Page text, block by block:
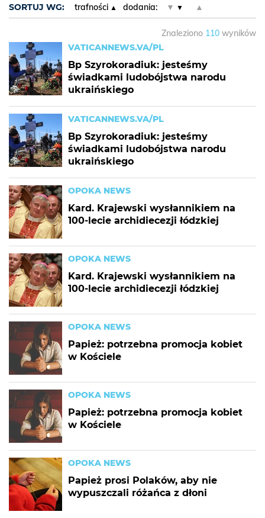
SORTUJ WG: trafności dodania: ▼ ▲
Znaleziono 110 wyników
VATICANNEWS.VA/PL
Bp Szyrokoradiuk: jesteśmy
świadkami ludobójstwa narodu
ukraińskiego
VATICANNEWS.VA/PL
Bp Szyrokoradiuk: jesteśmy
świadkami ludobójstwa narodu
ukraińskiego
OPOKA NEWS
Kard. Krajewski wysłannikiem na
100-lecie archidiecezji łódzkiej
OPOKA NEWS
Kard. Krajewski wysłannikiem na
100-lecie archidiecezji łódzkiej
OPOKA NEWS
Papież: potrzebna promocja kobiet
w Kościele
OPOKA NEWS
Papież: potrzebna promocja kobiet
w Kościele
OPOKA NEWS
Papież prosi Polaków, aby nie
wypuszczali różańca z dłoni